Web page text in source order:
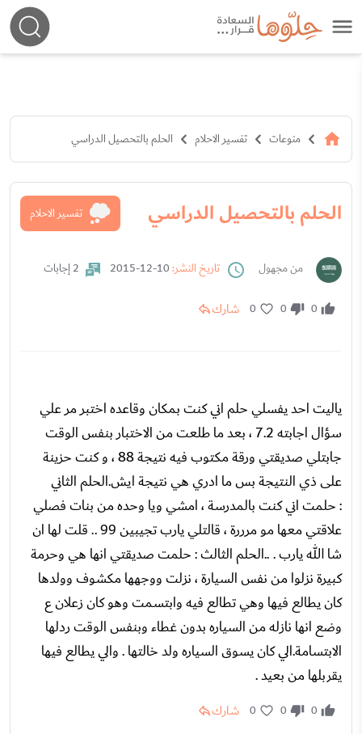
منوعات تفسير الاحلام الحلم بالتحصيل الدراسي
الحلم بالتحصيل الدراسي تفسير الاحلام
من مجهول تاريخ النشر: 2 إجابات
0
0
0 شارك
ياليت احد يفسلي حلم اني كنت بمكان وقاعده اختبر مر علي
سؤال اجابته 7.2 ، بعد ما طلعت من الاختبار بنفس الوقت
جابتلي صديقتي ورقة مكتوب فيه نتيجة 88 ، و كنت حزينة
على ذي النتيجة بس ما ادري هي نتيجة ايش.الحلم الثاني
: حلمت اني كنت بالمدرسة ، امشي ويا وحده من بنات فصلي
علاقتي معها مو مرررة ، قالتلي يارب تجيبين 99 .. قلت لها ان
شا الله يارب . ..الحلم الثالث : حلمت صديقتي انها هي وحرمة
كبيرة نزلوا من نفس السيارة ، نزلت ووجهها مكشوف وولدها
كان يطالع فيها وهي تطالع فيه وابتسمت وهو كان زعلان ع
وضع انها نازله من السياره بدون غطاء وبنفس الوقت ردلها
الابتسامة.الي كان يسوق السياره ولد خالتها . والي يطالع فيها
يقربلها من بعيد .
0
0
0 شارك